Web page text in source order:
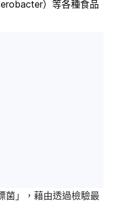
）等各種食品
菌」，藉由透過檢驗最